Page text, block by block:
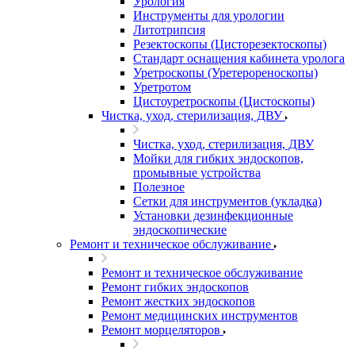
Инструменты для урологии
Литотрипсия
Резектоскопы (Цисторезектоскопы)
Стандарт оснащения кабинета уролога
Уретроскопы (Уретерореноскопы)
Уретротом
Цистоуретроскопы (Цистоскопы)
Чистка, уход, стерилизация, ДВУ
Чистка, уход, стерилизация, ДВУ
Мойки для гибких эндоскопов,
промывные устройства
Полезное
Сетки для инструментов (укладка)
Установки дезинфекционные
эндоскопические
Ремонт и техническое обслуживание
Ремонт и техническое обслуживание
Ремонт гибких эндоскопов
Ремонт жестких эндоскопов
Ремонт медицинских инструментов
Ремонт морцеляторов